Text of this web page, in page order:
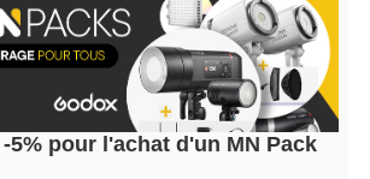
5% pour l'achat d'un MN Pack